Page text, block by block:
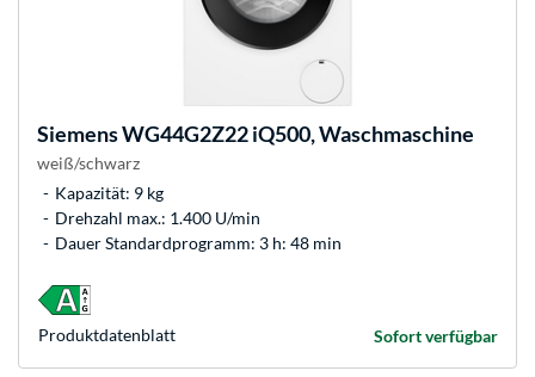
SiemensWG44G2Z22 iQ500, Waschmaschine
weiß/schwarz
Kapazität: 9 kg
Drehzahl max.: 1.400 U/min
Dauer Standardprogramm: 3 h: 48 min
Sofort verfügbar
Produkt­datenblatt